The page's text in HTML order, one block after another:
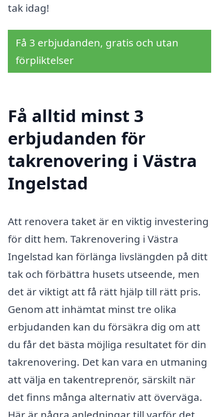
tak idag!
Få 3 erbjudanden, gratis och utan
förpliktelser
Få alltid minst 3
erbjudanden för
takrenovering i Västra
Ingelstad
Att renovera taket är en viktig investering
för ditt hem. Takrenovering i Västra
Ingelstad kan förlänga livslängden på ditt
tak och förbättra husets utseende, men
det är viktigt att få rätt hjälp till rätt pris.
Genom att inhämtat minst tre olika
erbjudanden kan du försäkra dig om att
du får det bästa möjliga resultatet för din
takrenovering. Det kan vara en utmaning
att välja en takentreprenör, särskilt när
det finns många alternativ att överväga.